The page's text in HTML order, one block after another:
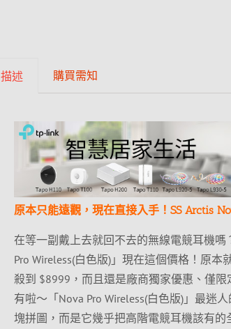
描述 購買需知
原本只能遠觀，現在直接入手！SS Arctis
在等一副戴上去就回不去的無線電競耳機嗎
Pro Wireless(白色版)」現在這個價格！原
殺到 $8999，而且還是廠商獨家優惠、僅
有啦～「Nova Pro Wireless(白色版)」最迷
塊拼圖，而是它幾乎把高階電競耳機該有